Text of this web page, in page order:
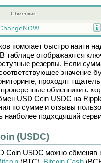
Обменник
помогает быстро найти
таблице отображаются
резервы. Если
соответствующее
проходят
обменники с
USD Coin USDC на
по сумме и отзывы
наиболее подходящий
(USDC)
Coin USDC можно обменяв
(BTC), Bitcoin Cash